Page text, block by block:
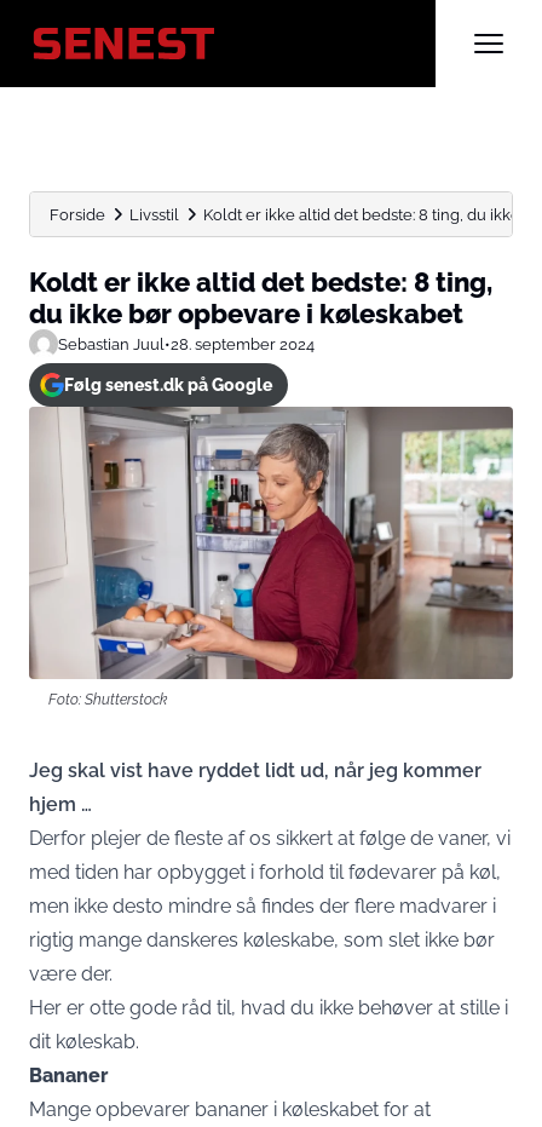
Forside Livsstil Koldt er ikke altid det bedste: 8 ting, du ikke...
Koldt er ikke altid det bedste: 8 ting,
du ikke bør opbevare i køleskabet
Sebastian Juul •28. september 2024
Følg senest.dk på Google
Foto: Shutterstock
Jeg skal vist have ryddet lidt ud, når jeg kommer
hjem …
Derfor plejer de fleste af os sikkert at følge de vaner, vi
med tiden har opbygget i forhold til fødevarer på køl,
men ikke desto mindre så findes der flere madvarer i
rigtig mange danskeres køleskabe, som slet ikke bør
være der.
Her er otte gode råd til, hvad du ikke behøver at stille i
dit køleskab.
Bananer
Mange opbevarer bananer i køleskabet for at